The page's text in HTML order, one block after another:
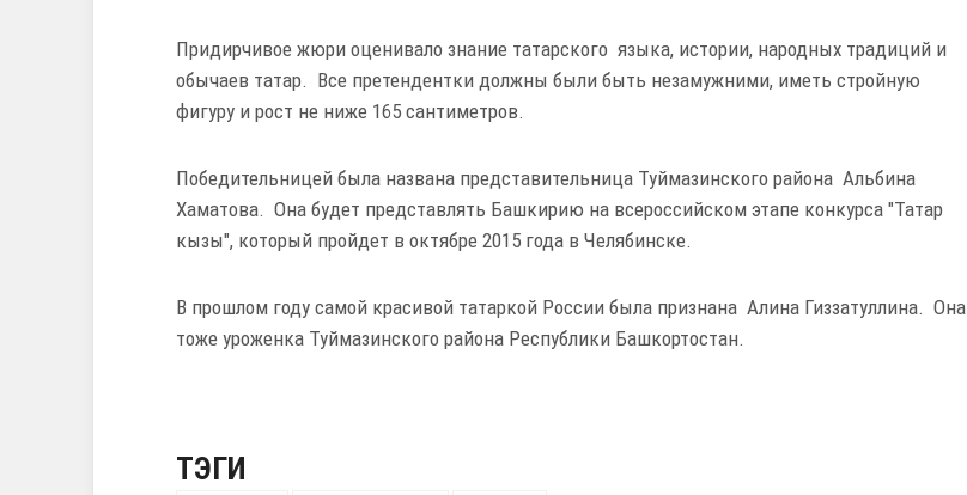
Придирчивое жюри оценивало знание татарского языка, истории, народных традиций и
обычаев татар. Все претендентки должны были быть незамужними, иметь стройную
фигуру и рост не ниже 165 сантиметров.
Победительницей была названа представительница Туймазинского района Альбина
Хаматова. Она будет представлять Башкирию на всероссийском этапе конкурса "Татар
кызы", который пройдет в октябре 2015 года в Челябинске.
В прошлом году самой красивой татаркой России была признана Алина Гиззатуллина. Она
тоже уроженка Туймазинского района Республики Башкортостан.
ТЭГИ